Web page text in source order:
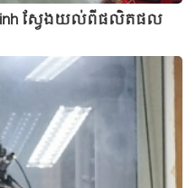
Vinh ស្វែងយល់ពីផលិតផល